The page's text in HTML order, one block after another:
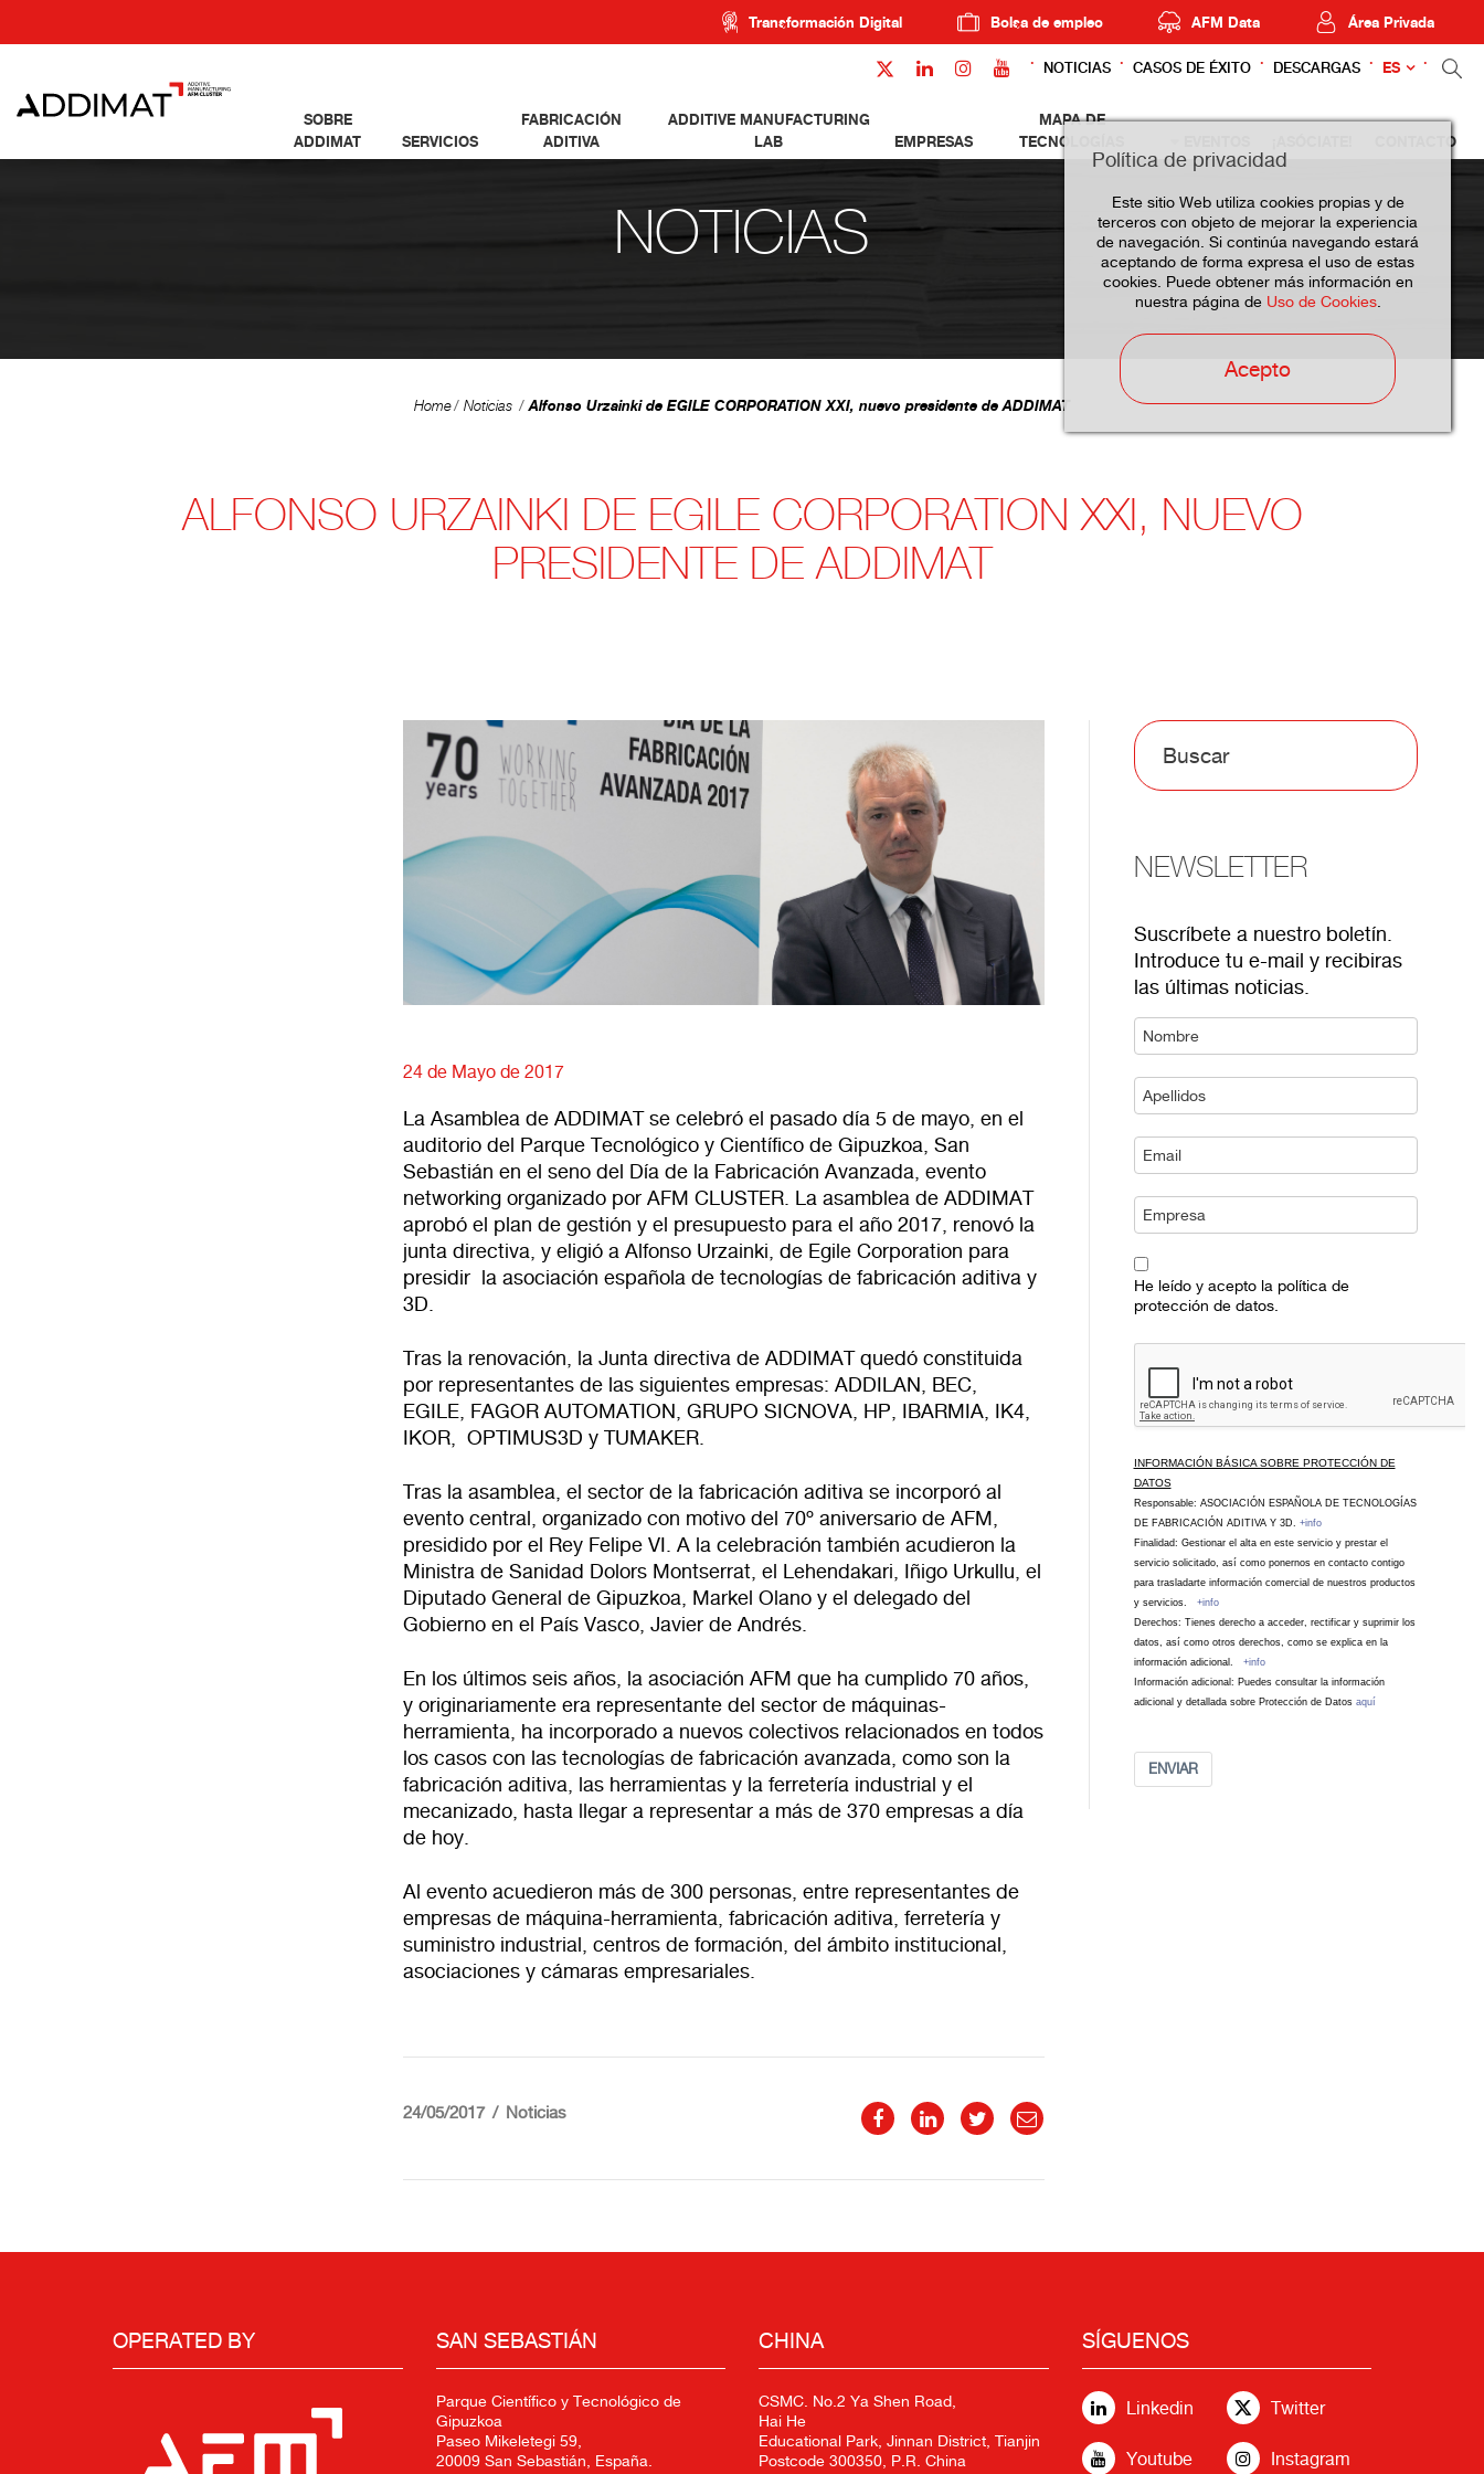
Transformación Digital Bolsa de empleo AFM Data Área Privada
NOTICIAS CASOS DE ÉXITO DESCARGAS ES
SOBRE
ADDIMAT
SERVICIOS
FABRICACIÓN
ADITIVA
ADDITIVE MANUFACTURING
LAB
EMPRESAS
MAPA DE
TECNOLOGÍAS
CONTACTO
Política de privacidad
Este sitio Web utiliza cookies propias y de
terceros con objeto de mejorar la experiencia
de navegación. Si continúa navegando estará
aceptando de forma expresa el uso de estas
cookies. Puede obtener más información en
nuestra página de Uso de Cookies.
Acepto
NOTICIAS
Home Noticias Alfonso Urzainki de EGILE CORPORATION XXI, nuevo presidente de ADDIMAT
ALFONSO URZAINKI DE EGILE CORPORATION XXI, NUEVO
PRESIDENTE DE ADDIMAT
24 de Mayo de 2017
La Asamblea de ADDIMAT se celebró el pasado día 5 de mayo, en el
auditorio del Parque Tecnológico y Científico de Gipuzkoa, San
Sebastián en el seno del Día de la Fabricación Avanzada, evento
networking organizado por AFM CLUSTER. La asamblea de ADDIMAT
aprobó el plan de gestión y el presupuesto para el año 2017, renovó la
junta directiva, y eligió a Alfonso Urzainki, de Egile Corporation para
presidir la asociación española de tecnologías de fabricación aditiva y
3D.
Tras la renovación, la Junta directiva de ADDIMAT quedó constituida
por representantes de las siguientes empresas: ADDILAN, BEC,
EGILE, FAGOR AUTOMATION, GRUPO SICNOVA, HP, IBARMIA, IK4,
IKOR, OPTIMUS3D y TUMAKER.
Tras la asamblea, el sector de la fabricación aditiva se incorporó al
evento central, organizado con motivo del 70º aniversario de AFM,
presidido por el Rey Felipe VI. A la celebración también acudieron la
Ministra de Sanidad Dolors Montserrat, el Lehendakari, Iñigo Urkullu, el
Diputado General de Gipuzkoa, Markel Olano y el delegado del
Gobierno en el País Vasco, Javier de Andrés.
En los últimos seis años, la asociación AFM que ha cumplido 70 años,
y originariamente era representante del sector de máquinas-
herramienta, ha incorporado a nuevos colectivos relacionados en todos
los casos con las tecnologías de fabricación avanzada, como son la
fabricación aditiva, las herramientas y la ferretería industrial y el
mecanizado, hasta llegar a representar a más de 370 empresas a día
de hoy.
Al evento acuedieron más de 300 personas, entre representantes de
empresas de máquina-herramienta, fabricación aditiva, ferretería y
suministro industrial, centros de formación, del ámbito institucional,
asociaciones y cámaras empresariales.
24/05/2017 Noticias
NEWSLETTER
Suscríbete a nuestro boletín.
Introduce tu e-mail y recibiras
las últimas noticias.
He leído y acepto la política de
protección de datos.
INFORMACIÓN BÁSICA SOBRE PROTECCIÓN DE
DATOS
Responsable: ASOCIACIÓN ESPAÑOLA DE TECNOLOGÍAS
DE FABRICACIÓN ADITIVA Y 3D. +info
Finalidad: Gestionar el alta en este servicio y prestar el
servicio solicitado, así como ponernos en contacto contigo
para trasladarte información comercial de nuestros productos
y servicios. +info
Derechos: Tienes derecho a acceder, rectificar y suprimir los
datos, así como otros derechos, como se explica en la
información adicional. +info
Información adicional: Puedes consultar la información
adicional y detallada sobre Protección de Datos aquí
ENVIAR
OPERATED BY SAN SEBASTIÁN
Parque Científico y Tecnológico de
Gipuzkoa
Paseo Mikeletegi 59,
20009 San Sebastián, España.
CHINA
CSMC. No.2 Ya Shen Road,
Hai He
Educational Park, Jinnan District, Tianjin
Postcode 300350, P.R. China
SÍGUENOS
Linkedin Twitter
Youtube Instagram